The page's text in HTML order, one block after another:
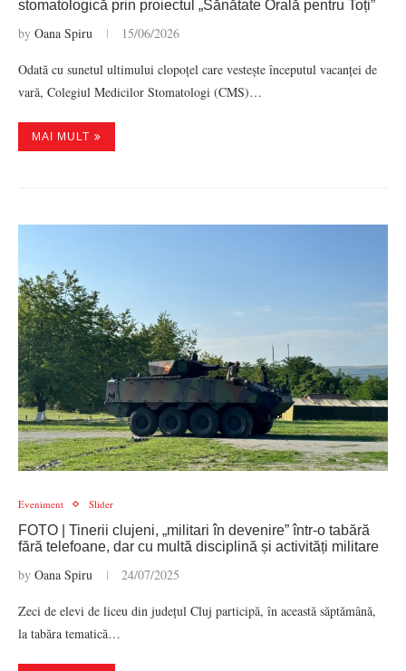
stomatologică prin proiectul „Sănătate Orală pentru Toți”
by Oana Spiru 15/06/2026
Odată cu sunetul ultimului clopoțel care vestește începutul vacanței de
vară, Colegiul Medicilor Stomatologi (CMS)…
MAI MULT
Eveniment Slider
FOTO | Tinerii clujeni, „militari în devenire” într-o tabără
fără telefoane, dar cu multă disciplină și activități militare
by Oana Spiru 24/07/2025
Zeci de elevi de liceu din județul Cluj participă, în această săptămână,
la tabăra tematică…